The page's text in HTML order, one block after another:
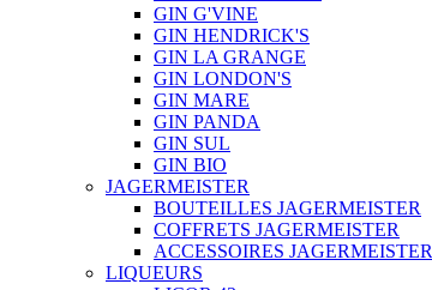
GIN G'VINE
GIN HENDRICK'S
GIN LA GRANGE
GIN LONDON'S
GIN MARE
GIN PANDA
GIN SUL
GIN BIO
JAGERMEISTER
BOUTEILLES JAGERMEISTER
COFFRETS JAGERMEISTER
ACCESSOIRES JAGERMEISTER
LIQUEURS